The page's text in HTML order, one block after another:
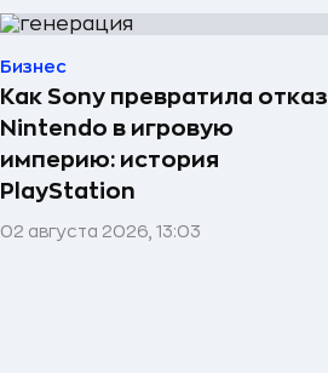
Бизнес
Как Sony превратила отказ
Nintendo в игровую
империю: история
PlayStation
02 августа 2026, 13:03